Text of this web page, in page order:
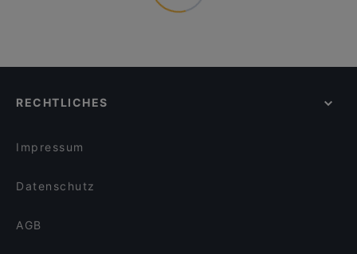
RECHTLICHES
Impressum
Datenschutz
AGB